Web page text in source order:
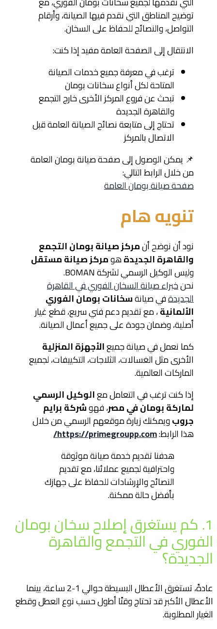
توضيح المناطق التي نقدم فيها الصيانة، وأرقام
التواصل، والنصائح للحفاظ على السخان.
الانتقال إلى الصفحة العامة مفيد إذا كنت:
ترغب في معرفة جميع خدمات الصيانة
المتاحة لكل أنواع سخانات بومان
تبحث عن فروع المركز الأخرى خارج التجمع
والقاهرة الجديدة
تحتاج إلى متابعة نصائح الصيانة العامة قبل
الاتصال بالمركز
📌 يمكن الوصول إلى صفحة صيانة بومان العامة
من خلال الرابط التالي:
صفحة صيانة بومان العامة
تنويه هام
نود أن نوضح أنمركز صيانة بومان التجمع
والقاهرة الجديدةهومركز صيانة مستقل
وليس الوكيل الرسمي لشركة BOMAN.
نحنخبراء صيانة السخان الفوري في القاهرة
الجديدةفي صيانةسخانات بومان الفوري
الألمانية، مع تقديم دعم فني سريع، قطع غيار
أصلية، وضمان جودة على جميع أعمال الصيانة.
كما نعمل في صيانة جميعالأجهزة المنزلية
الأخرى مثل الغسالات، الثلاجات، التكييفات، لجميع
الماركات العالمية.
إذا كنت ترغب في التعامل معالوكيل الرسمي
لماركة بومان في مصر، فهوشركة برايم
جروبويمكنك زيارة موقعهم الرسمي من خلال
هذا الرابط:https://primegroupp.com/
هدفنا تقديم خدمة صيانة موثوقة
واحترافية لجميع عملائنا، مع تقديم
النصائح والإرشادات للحفاظ على جهازك
بأفضل حالة ممكنة.
1. كم يستغرق إصلاح سخان بومان
الفوري في التجمع والقاهرة
الجديدة؟
عادةً، تستغرق الأعطال البسيطة حوالي 1-2 ساعة، بينما
الأعطال الأكبر قد تحتاج وقتًا أطول حسب نوع العطل وقطع
الغيار المطلوبة.